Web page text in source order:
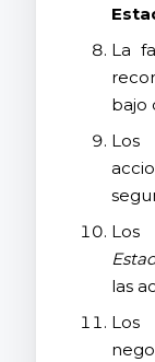
La
bajo
Los
las